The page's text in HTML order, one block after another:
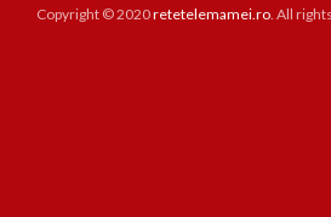
Copyright © 2020retetelemamei.ro. All